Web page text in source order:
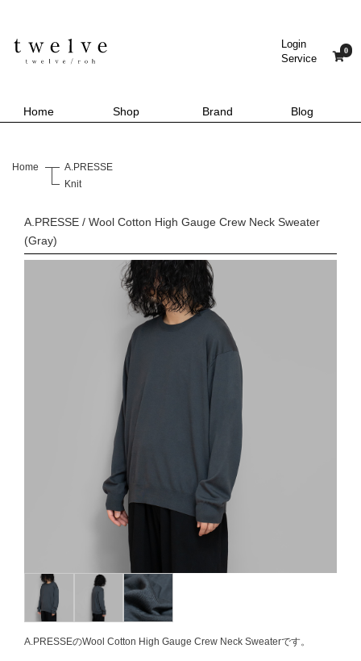
Login
Service
0
Home Shop Brand Blog
Home
A.PRESSE
Knit
A.PRESSE / Wool Cotton High Gauge Crew Neck Sweater
(Gray)
A.PRESSEのWool Cotton High Gauge Crew Neck Sweaterです。